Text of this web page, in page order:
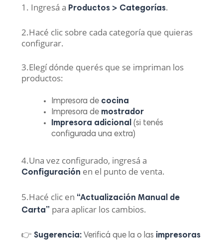
1. Ingresá a Productos > Categorías.
2.Hacé clic sobre cada categoría que quieras
configurar.
3.Elegí dónde querés que se impriman los
productos:
Impresora de cocina
Impresora de mostrador
Impresora adicional (si tenés
configurada una extra)
4.Una vez configurado, ingresá a
Configuración en el punto de venta.
5.Hacé clic en “Actualización Manual de
Carta” para aplicar los cambios.
👉Sugerencia: Verificá que la o las impresoras